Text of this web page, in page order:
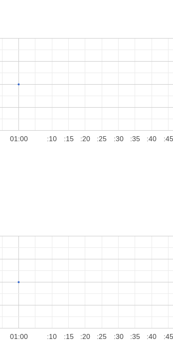
01:00 :10 :15 :20 :25 :30 :35 :40 :45
01:00 :10 :15 :20 :25 :30 :35 :40 :45